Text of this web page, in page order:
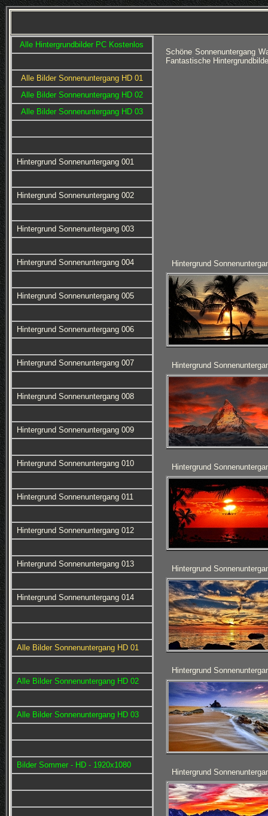
Alle Hintergrundbilder PC Kostenlos
Alle Bilder Sonnenuntergang HD 01
Alle Bilder Sonnenuntergang HD 02
Alle Bilder Sonnenuntergang HD 03
Hintergrund Sonnenuntergang 001
Hintergrund Sonnenuntergang 002
Hintergrund Sonnenuntergang 003
Hintergrund Sonnenuntergang 004
Hintergrund Sonnenuntergang 005
Hintergrund Sonnenuntergang 006
Hintergrund Sonnenuntergang 007
Hintergrund Sonnenuntergang 008
Hintergrund Sonnenuntergang 009
Hintergrund Sonnenuntergang 010
Hintergrund Sonnenuntergang 011
Hintergrund Sonnenuntergang 012
Hintergrund Sonnenuntergang 013
Hintergrund Sonnenuntergang 014
Alle Bilder Sonnenuntergang HD 01
Alle Bilder Sonnenuntergang HD 02
Alle Bilder Sonnenuntergang HD 03
Bilder Sommer - HD - 1920x1080
Schöne Sonnenuntergang
Fantastische
Hintergrund
Hintergrund
Hintergrund
Hintergrund
Hintergrund
Hintergrund